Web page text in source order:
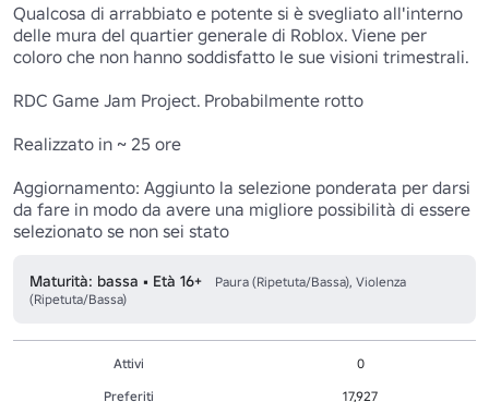
Qualcosa di arrabbiato e potente si è svegliato all'interno
delle mura del quartier generale di Roblox. Viene per
coloro che non hanno soddisfatto le sue visioni trimestrali.
RDC Game Jam Project. Probabilmente rotto
Realizzato in ~ 25 ore
Aggiornamento: Aggiunto la selezione ponderata per darsi
da fare in modo da avere una migliore possibilità di essere
selezionato se non sei stato
Maturità: bassa • Età 16+
Paura (Ripetuta/Bassa), Violenza
(Ripetuta/Bassa)
Attivi
0
Preferiti
17,927